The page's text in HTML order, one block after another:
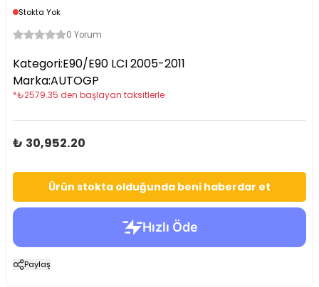
Stokta Yok
0 Yorum
Kategori:E90/E90 LCI 2005-2011
Marka:AUTOGP
*₺2579.35 den başlayan taksitlerle
₺ 30,952.20
Ürün stokta olduğunda beni haberdar et
Paylaş